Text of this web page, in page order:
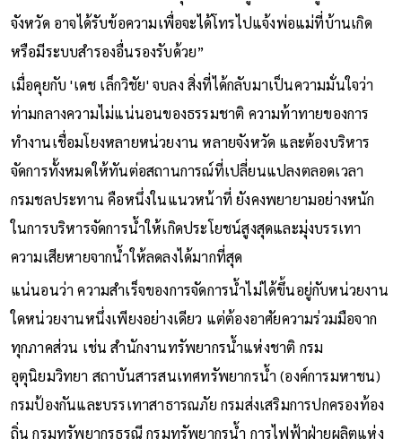
จะขยายการแจ้งเตือนไปยังกลุ่มอื่น เช่น ลูกหลานที่อยู่ในต่าง
จังหวัด อาจได้รับข้อความเพื่อจะได้โทรไปแจ้งพ่อแม่ที่บ้านเกิด
หรือมีระบบสำรองอื่นรองรับด้วย”
เมื่อคุยกับ 'เดช เล็กวิชัย' จบลง สิ่งที่ได้กลับมาเป็นความมั่นใจว่า
ท่ามกลางความไม่แน่นอนของธรรมชาติ ความท้าทายของการ
ทำงานเชื่อมโยงหลายหน่วยงาน หลายจังหวัด และต้องบริหาร
จัดการทั้งหมดให้ทันต่อสถานการณ์ที่เปลี่ยนแปลงตลอดเวลา
กรมชลประทาน คือหนึ่งในแนวหน้าที่ ยังคงพยายามอย่างหนัก
ในการบริหารจัดการน้ำให้เกิดประโยชน์สูงสุดและมุ่งบรรเทา
ความเสียหายจากน้ำให้ลดลงได้มากที่สุด
แน่นอนว่า ความสำเร็จของการจัดการน้ำไม่ได้ขึ้นอยู่กับหน่วยงาน
ใดหน่วยงานหนึ่งเพียงอย่างเดียว แต่ต้องอาศัยความร่วมมือจาก
ทุกภาคส่วน เช่น สำนักงานทรัพยากรน้ำแห่งชาติ กรม
อุตุนิยมวิทยา สถาบันสารสนเทศทรัพยากรน้ำ (องค์การมหาชน)
กรมป้องกันและบรรเทาสาธารณภัย กรมส่งเสริมการปกครองท้อง